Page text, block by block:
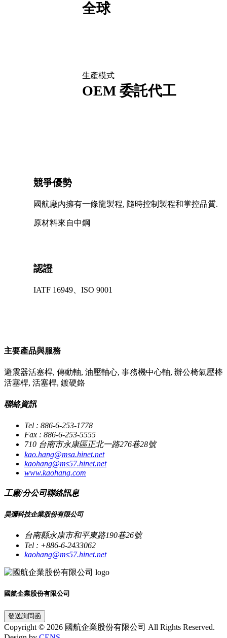
全球
生產模式
OEM 委託代工
競爭優勢
國航廠內擁有一條龍製程, 隨時控制製程和掌控品質.
原材料來自中鋼
認證
IATF 16949、ISO 9001
主要產品與服務
避震器活塞桿, 傳動軸, 油壓軸心, 事務機中心軸, 辦公椅氣壓棒
活塞桿, 活塞桿, 鍍硬鉻
聯絡資訊
Tel : 886-6-253-1778
Fax : 886-6-253-5555
710 台南市永康區正北一路276巷28號
kao.hang@msa.hinet.net
kaohang@ms57.hinet.net
www.kaohang.com
工廠/分公司聯絡訊息
昊彌科技企業股份有限公司
台南縣永康市和平東路190巷26號
Tel : +886-6-2433062
kaohang@ms57.hinet.net
國航企業股份有限公司
發送詢問函
Copyright © 2026 國航企業股份有限公司 All Rights Reserved.